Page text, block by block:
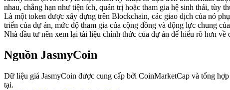
nhau, chẳng hạn như tiện ích, quản trị hoặc tham gia hệ sinh thái, tùy
Là một token được xây dựng trên Blockchain, các giao dịch của nó
triển của dự án, mức độ tham gia của cộng đồng và động lực chung
Nhà đầu tư nên xem lại tài liệu chính thức của dự án để hiểu rõ hơn
Nguồn JasmyCoin
Dữ liệu giá JasmyCoin được cung cấp bởi CoinMarketCap và tổng
tại.